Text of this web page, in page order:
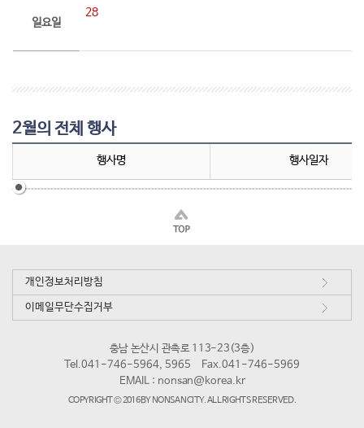
일요일
28
2월의 전체 행사
행사명 행사일자
개인정보처리방침
이메일무단수집거부
충남 논산시 관촉로 113-23(3층)
Tel.041-746-5964, 5965
Fax.041-746-5969
EMAIL : nonsan@korea.kr
COPYRIGHT © 2016 BY NONSAN CITY. ALL RIGHTS RESERVED.